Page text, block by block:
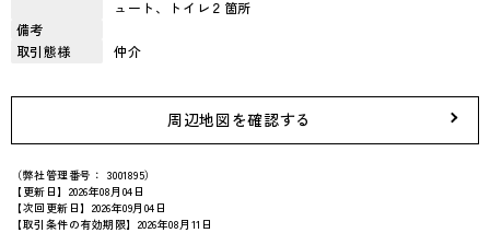
ュート、トイレ２箇所
備考
取引態様
仲介
周辺地図を確認する
（弊社管理番号： 3001895）
【更新日】2026年08月04日
【次回更新日】2026年09月04日
【取引条件の有効期限】2026年08月11日